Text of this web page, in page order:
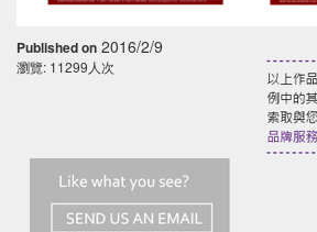
Published on 2016/2/9
瀏覽: 11299人次